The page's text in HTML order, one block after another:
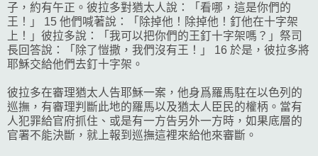
子，約有午正。彼拉多對猶太人說：「看哪，這是你們的
王！」 15 他們喊著說：「除掉他！除掉他！釘他在十字架
上！」彼拉多說：「我可以把你們的王釘十字架嗎？」祭司
長回答說：「除了愷撒，我們沒有王！」 16 於是，彼拉多將
耶穌交給他們去釘十字架。
彼拉多在審理猶太人告耶穌一案，他身爲羅馬駐在以色列的
巡撫，有審理判斷此地的羅馬以及猶太人臣民的權柄。當有
人犯罪給官府抓住、或是有一方告另外一方時，如果底層的
官署不能決斷，就上報到巡撫這裡來給他來審斷。